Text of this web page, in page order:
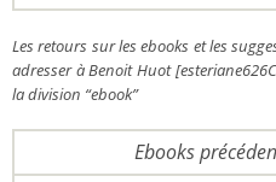
Les retours sur les ebooks et les
adresser à Benoit Huot
la division “ebook”
Ebooks